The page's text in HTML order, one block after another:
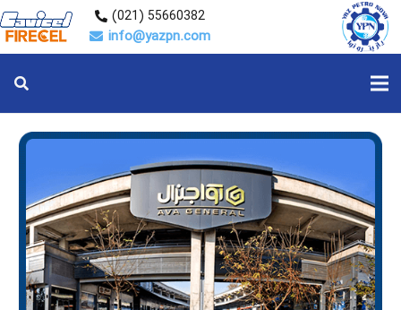
55660382 (021)
info@yazpn.com